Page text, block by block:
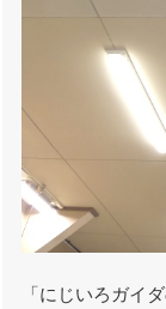
「にじいろガイ